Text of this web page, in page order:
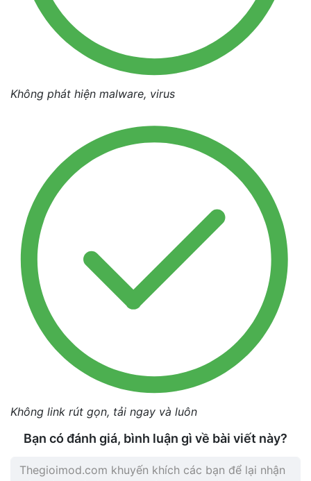
Không phát hiện malware, virus
Không link rút gọn, tải ngay và luôn
Bạn có đánh giá, bình luận gì về bài viết này?